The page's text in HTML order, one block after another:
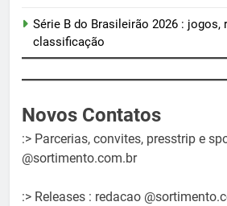
Série B do Brasileirão 2026 : jogos,
classificação
Novos Contatos
:> Parcerias, convites, presstrip e
@sortimento.com.br
:> Releases : redacao